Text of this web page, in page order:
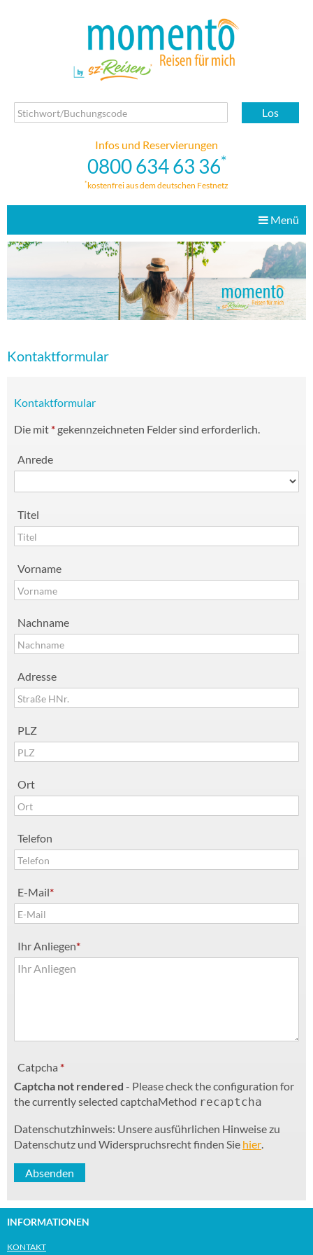
Los
Infos und Reservierungen
0800 634 63 36*
*kostenfrei aus dem deutschen Festnetz
Menü
Kontaktformular
Kontaktformular
Die mit* gekennzeichneten Felder sind erforderlich.
Anrede
Titel
Vorname
Nachname
Adresse
PLZ
Ort
Telefon
E-Mail*
Ihr Anliegen*
Catpcha *
Captcha not rendered - Please check the configuration for
the currently selected captchaMethod recaptcha
Datenschutzhinweis: Unsere ausführlichen Hinweise zu
Datenschutz und Widerspruchsrecht finden Sie hier.
INFORMATIONEN
KONTAKT